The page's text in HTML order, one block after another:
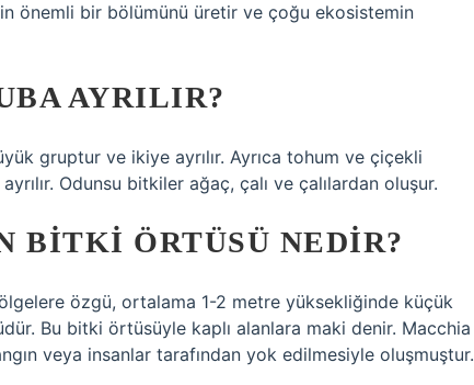
önemli bir bölümünü üretir ve çoğu ekosistemin
AYRILIR?
gruptur ve ikiye ayrılır. Ayrıca tohum ve çiçekli
Odunsu bitkiler ağaç, çalı ve çalılardan oluşur.
BITKI ÖRTÜSÜ NEDIR?
özgü, ortalama 1-2 metre yüksekliğinde küçük
Bu bitki örtüsüyle kaplı alanlara maki denir. Macchia
veya insanlar tarafından yok edilmesiyle oluşmuştur.